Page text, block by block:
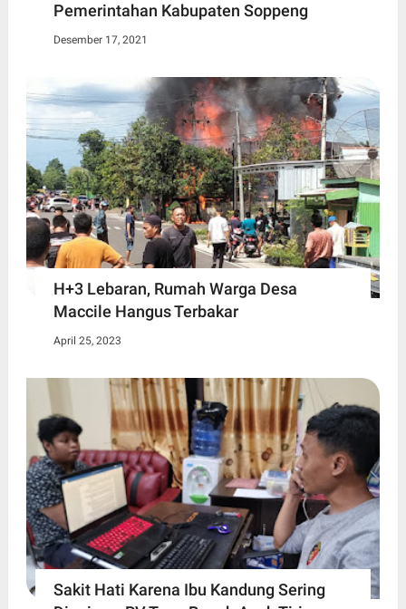
Pemerintahan Kabupaten Soppeng
Desember 17, 2021
H+3 Lebaran, Rumah Warga Desa
Maccile Hangus Terbakar
April 25, 2023
Sakit Hati Karena Ibu Kandung Sering